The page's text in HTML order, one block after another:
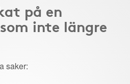
på en
inte längre
saker: